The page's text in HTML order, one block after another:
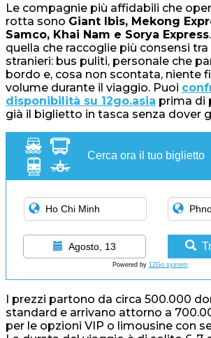
Le compagnie più affidabili che
rotta sono Giant Ibis, Mekong
Samco, Khai Nam e Sorya Express
quella che raccoglie più consensi
stranieri: bus puliti, personale che
bordo e, cosa non scontata, niente
volume durante il viaggio. Puoi
disponibilità su 12go.asia prima di
già il biglietto in tasca senza dover
Cerca ora il tuo biglietto
Agosto, 13
Powered by 12Go system
I prezzi partono da circa 500.000
standard e arrivano attorno a
per le opzioni VIP o limousine con